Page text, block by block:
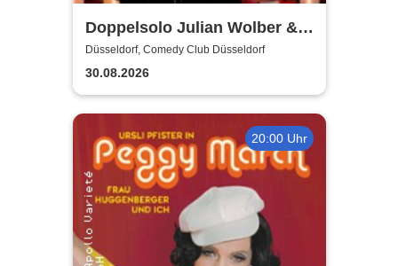
Doppelsolo Julian Wolber &
Philipp Stieglitz
Düsseldorf, Comedy Club Düsseldorf
30.08.2026
20:00 Uhr